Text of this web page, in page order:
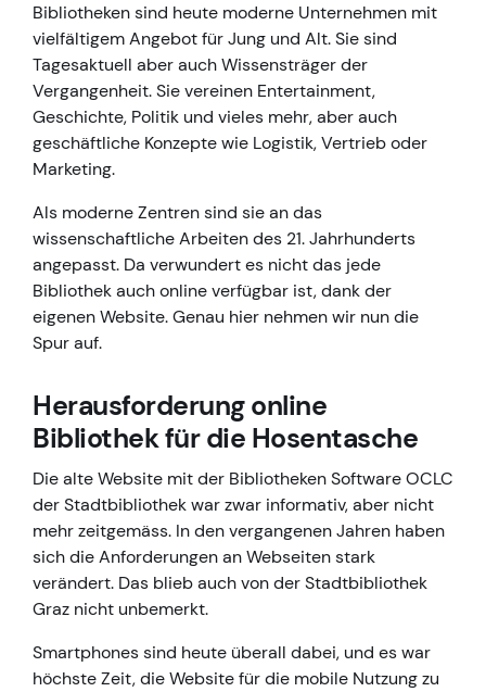
Bibliotheken sind heute moderne Unternehmen mit
vielfältigem Angebot für Jung und Alt. Sie sind
Tagesaktuell aber auch Wissensträger der
Vergangenheit. Sie vereinen Entertainment,
Geschichte, Politik und vieles mehr, aber auch
geschäftliche Konzepte wie Logistik, Vertrieb oder
Marketing.
Als moderne Zentren sind sie an das
wissenschaftliche Arbeiten des 21. Jahrhunderts
angepasst. Da verwundert es nicht das jede
Bibliothek auch online verfügbar ist, dank der
eigenen Website. Genau hier nehmen wir nun die
Spur auf.
Herausforderung online
Bibliothek für die Hosentasche
Die alte Website mit der Bibliotheken Software OCLC
der Stadtbibliothek war zwar informativ, aber nicht
mehr zeitgemäss. In den vergangenen Jahren haben
sich die Anforderungen an Webseiten stark
verändert. Das blieb auch von der Stadtbibliothek
Graz nicht unbemerkt.
Smartphones sind heute überall dabei, und es war
höchste Zeit, die Website für die mobile Nutzung zu